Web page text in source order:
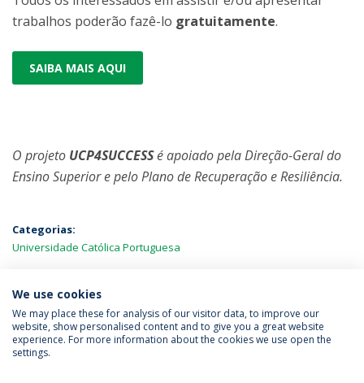
trabalhos poderão fazê-lo gratuitamente.
SAIBA MAIS AQUI
O projeto UCP4SUCCESSé apoiado pela Direção-Geral do
Ensino Superior e pelo Plano de Recuperação e Resiliência.
Categorias:
Universidade Católica Portuguesa
MAIS NOTÍCIAS
Política de Privacidade
Termos & Condições
We use cookies
We may place these for analysis of our visitor data, to improve our
website, show personalised content and to give you a great website
experience. For more information about the cookies we use open the
settings.